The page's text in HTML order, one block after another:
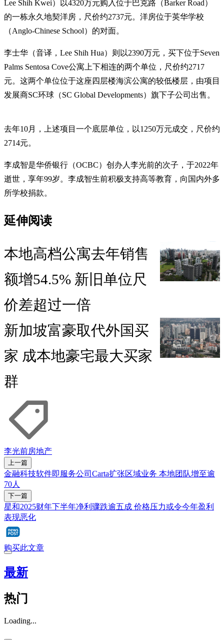
Lee Shih Kwei）以4320万元购入位于巴克路（Barker Road）
的一栋永久地契洋房，尺价约2737元。洋房位于英华学校
（Anglo-Chinese School）的对面。
李士华（音译，Lee Shih Hua）则以2390万元，买下位于Seven
Palms Sentosa Cove公寓上下相连的两个单位，尺价约2717
元。这两个单位位于这座四层楼海滨公寓的较低楼层，由项目
发展商SC环球（SC Global Developments）旗下子公司出售。
去年10月，上述项目一个底层单位，以1250万元成交，尺价约
2714元。
李成智是华侨银行（OCBC）创办人李光前的次子，于2022年
逝世，享年99岁。李成智生前积极支持高等教育，向国内外多
所学校捐款。
延伸阅读
本地高档公寓去年销售
额增54.5% 新旧单位尺
价差超过一倍
新加坡富豪取代外国买
家 成本地豪宅最大买家
群
李光前房地产
上一篇
金融科技软件即服务公司Carta扩张区域业务 本地团队增至逾
70人
下一篇
星和2025财年下半年净利骤跌逾五成 价格压力或令今年盈利
表现恶化
购买此文章
最新
热门
Loading...